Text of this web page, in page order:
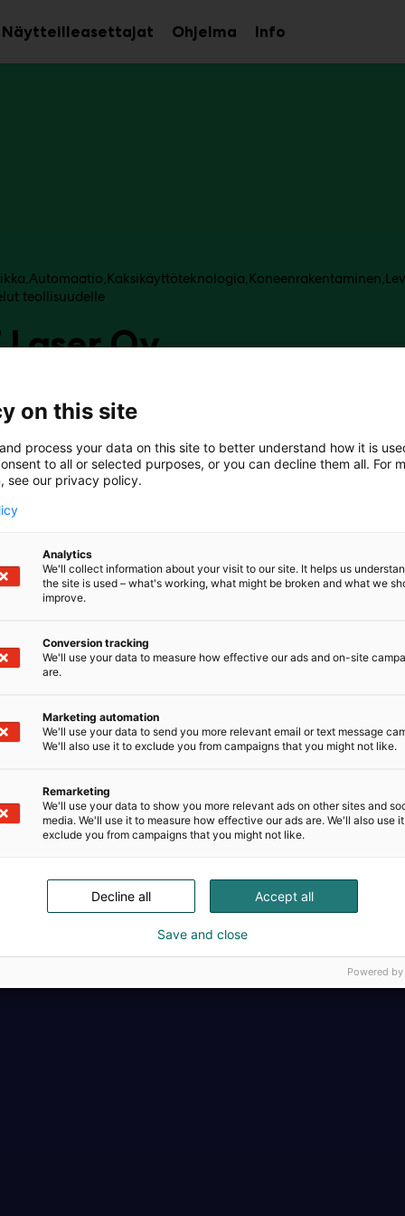
NäytteilleasettajatAvaa
alavalikko
Ohjelma InfoAvaa
alavalikko
Automaatio Kaksikäyttöteknologia Koneenrakentaminen
teollisuudelle
Laser Oy
Oy toimittaa lasertyöstöön liittyviä järjestelmiä ja
ja laserkaiverrus.
Täällä teollisuus,
on this site
process your data on this site to better understand how it is
to all or selected purposes, or you can decline them all. For
see our privacy policy.
Analytics
We'll collect information about your visit to our site. It helps us
the site is used – what's working, what might be broken and what we
improve.
Conversion tracking
We'll use your data to measure how effective our ads and on-site
are.
Marketing automation
We'll use your data to send you more relevant email or text message
We'll also use it to exclude you from campaigns that you might not like.
Remarketing
We'll use your data to show you more relevant ads on other sites and
media. We'll use it to measure how effective our ads are. We'll also use
exclude you from campaigns that you might not like.
Accept all
Decline all
Save and close
Powered by